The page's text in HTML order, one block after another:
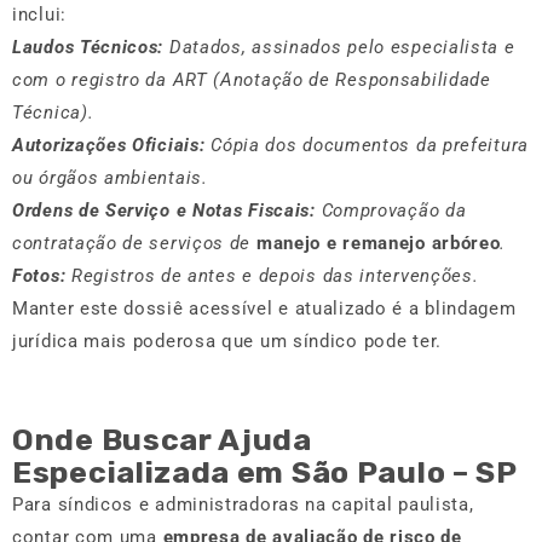
inclui:
Laudos Técnicos: Datados, assinados pelo especialista e
com o registro da ART (Anotação de Responsabilidade
Técnica).
Autorizações Oficiais: Cópia dos documentos da prefeitura
ou órgãos ambientais.
Ordens de Serviço e Notas Fiscais: Comprovação da
contratação de serviços de manejo e remanejo arbóreo.
Fotos: Registros de antes e depois das intervenções.
Manter este dossiê acessível e atualizado é a blindagem
jurídica mais poderosa que um síndico pode ter.
Onde Buscar Ajuda
Especializada em São Paulo – SP
Para síndicos e administradoras na capital paulista,
contar com uma empresa de avaliação de risco de